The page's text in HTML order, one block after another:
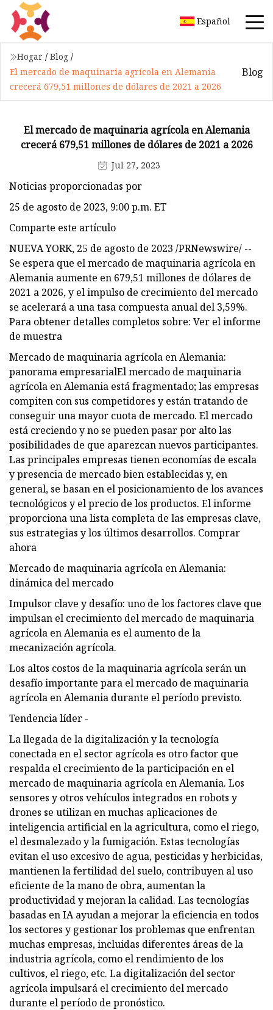
Español
Hogar / Blog /
El mercado de maquinaria agrícola en Alemania
crecerá 679,51 millones de dólares de 2021 a 2026
Blog
El mercado de maquinaria agrícola en Alemania
crecerá 679,51 millones de dólares de 2021 a 2026
Jul 27, 2023
Noticias proporcionadas por
25 de agosto de 2023, 9:00 p.m. ET
Comparte este artículo
NUEVA YORK, 25 de agosto de 2023 /PRNewswire/ --
Se espera que el mercado de maquinaria agrícola en
Alemania aumente en 679,51 millones de dólares de
2021 a 2026, y el impulso de crecimiento del mercado
se acelerará a una tasa compuesta anual del 3,59%.
Para obtener detalles completos sobre: ​​Ver el informe
de muestra
Mercado de maquinaria agrícola en Alemania:
panorama empresarialEl mercado de maquinaria
agrícola en Alemania está fragmentado; las empresas
compiten con sus competidores y están tratando de
conseguir una mayor cuota de mercado. El mercado
está creciendo y no se pueden pasar por alto las
posibilidades de que aparezcan nuevos participantes.
Las principales empresas tienen economías de escala
y presencia de mercado bien establecidas y, en
general, se basan en el posicionamiento de los avances
tecnológicos y el precio de los productos. El informe
proporciona una lista completa de las empresas clave,
sus estrategias y los últimos desarrollos. Comprar
ahora
Mercado de maquinaria agrícola en Alemania:
dinámica del mercado
Impulsor clave y desafío: uno de los factores clave que
impulsan el crecimiento del mercado de maquinaria
agrícola en Alemania es el aumento de la
mecanización agrícola.
Los altos costos de la maquinaria agrícola serán un
desafío importante para el mercado de maquinaria
agrícola en Alemania durante el período previsto.
Tendencia líder -
La llegada de la digitalización y la tecnología
conectada en el sector agrícola es otro factor que
respalda el crecimiento de la participación en el
mercado de maquinaria agrícola en Alemania. Los
sensores y otros vehículos integrados en robots y
drones se utilizan en muchas aplicaciones de
inteligencia artificial en la agricultura, como el riego,
el desmalezado y la fumigación. Estas tecnologías
evitan el uso excesivo de agua, pesticidas y herbicidas,
mantienen la fertilidad del suelo, contribuyen al uso
eficiente de la mano de obra, aumentan la
productividad y mejoran la calidad. Las tecnologías
basadas en IA ayudan a mejorar la eficiencia en todos
los sectores y gestionar los problemas que enfrentan
muchas empresas, incluidas diferentes áreas de la
industria agrícola, como el rendimiento de los
cultivos, el riego, etc. La digitalización del sector
agrícola impulsará el crecimiento del mercado
durante el período de pronóstico.